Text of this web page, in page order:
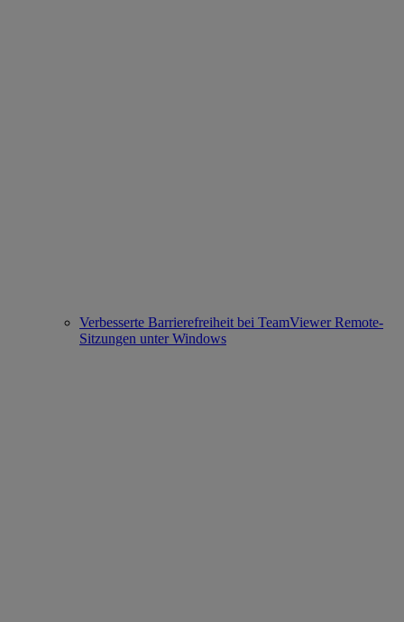
Verbesserte Barrierefreiheit bei TeamViewer Remote-
Sitzungen unter Windows